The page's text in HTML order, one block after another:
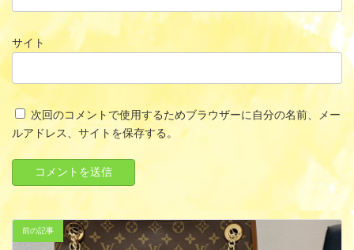
サイト
次回のコメントで使用するためブラウザーに自分の名前、メー
ルアドレス、サイトを保存する。
前の記事